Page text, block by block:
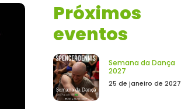
Próximos
eventos
Semana da Dança
2027
25 de janeiro de 2027